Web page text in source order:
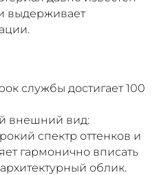
выдерживает
службы достигает 100
внешний вид:
спектр оттенков и
гармонично вписать
облик.